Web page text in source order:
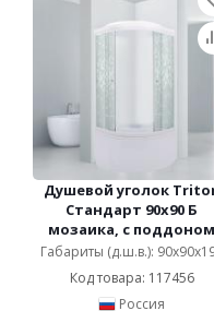
Душевой уголок
Стандарт 90х90 Б
мозаика, с поддоном
Габариты (д.ш.в.):
Код товара: 117456
Россия